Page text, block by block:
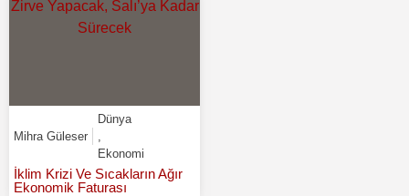
Mihra Güleser
Dünya
Ekonomi
İklim Krizi Ve Sıcakların Ağır
Ekonomik Faturası